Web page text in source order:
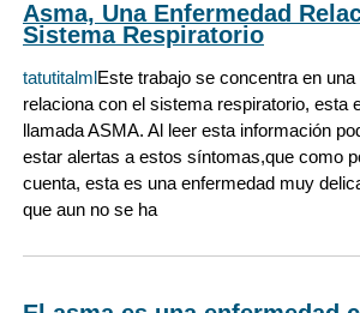
Asma, Una Enfermedad
Sistema Respiratorio
tatutitalmlEste trabajo se concentra en
relaciona con el sistema respiratorio, esta
llamada ASMA. Al leer esta información
estar alertas a estos síntomas,que como
cuenta, esta es una enfermedad muy
que aun no se ha